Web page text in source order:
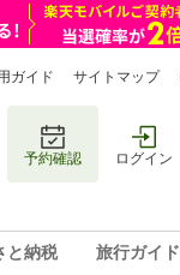
ガイド サイトマップ
予約確認 ログイン
と納税 旅行ガイド